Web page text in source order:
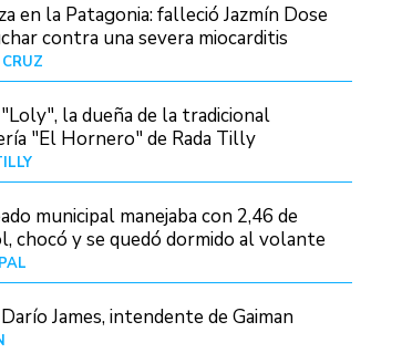
en la Patagonia: falleció Jazmín Dose
contra una severa miocarditis
la dueña de la tradicional
"El Hornero" de Rada Tilly
municipal manejaba con 2,46 de
chocó y se quedó dormido al volante
James, intendente de Gaiman